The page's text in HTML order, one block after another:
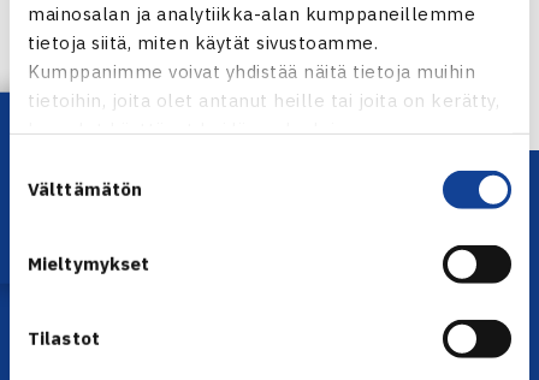
mainosalan ja analytiikka-alan kumppaneillemme
tietoja siitä, miten käytät sivustoamme.
Kumppanimme voivat yhdistää näitä tietoja muihin
tietoihin, joita olet antanut heille tai joita on kerätty,
kun olet käyttänyt heidän palvelujaan.
valinta
Välttämätön
Mieltymykset
Tilastot
← Edellinen
Lataa OmaTennis!